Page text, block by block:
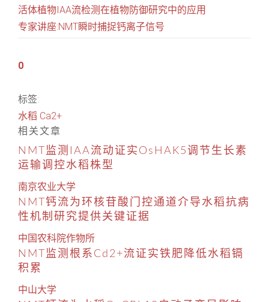
活体植物IAA流检测在植物防御研究中的应用
专家讲座:NMT瞬时捕捉钙离子信号
0
标签:
水稻 Ca2+
相关文章
NMT监测IAA流动证实OsHAK5调节生长素
运输调控水稻株型
南京农业大学
NMT钙流为环核苷酸门控通道介导水稻抗病
性机制研究提供关键证据
中国农科院作物所
NMT监测根系Cd2+流证实铁肥降低水稻镉
积累
中山大学